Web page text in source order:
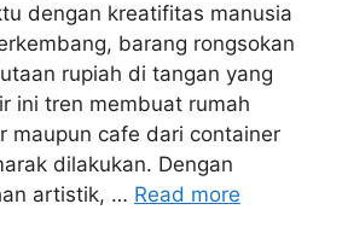
dengan kreatifitas manusia
barang rongsokan
rupiah di tangan yang
ini tren membuat rumah
maupun cafe dari container
dilakukan. Dengan
artistik, … Read more